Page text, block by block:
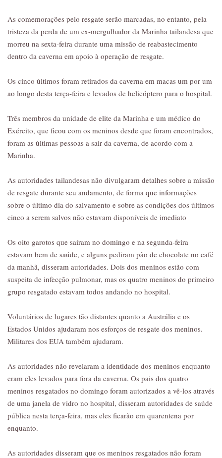
As comemorações pelo resgate serão marcadas, no entanto, pela
tristeza da perda de um ex-mergulhador da Marinha tailandesa que
morreu na sexta-feira durante uma missão de reabastecimento
dentro da caverna em apoio à operação de resgate.
Os cinco últimos foram retirados da caverna em macas um por um
ao longo desta terça-feira e levados de helicóptero para o hospital.
Três membros da unidade de elite da Marinha e um médico do
Exército, que ficou com os meninos desde que foram encontrados,
foram as últimas pessoas a sair da caverna, de acordo com a
Marinha.
As autoridades tailandesas não divulgaram detalhes sobre a missão
de resgate durante seu andamento, de forma que informações
sobre o último dia do salvamento e sobre as condições dos últimos
cinco a serem salvos não estavam disponíveis de imediato
Os oito garotos que saíram no domingo e na segunda-feira
estavam bem de saúde, e alguns pediram pão de chocolate no café
da manhã, disseram autoridades. Dois dos meninos estão com
suspeita de infecção pulmonar, mas os quatro meninos do primeiro
grupo resgatado estavam todos andando no hospital.
Voluntários de lugares tão distantes quanto a Austrália e os
Estados Unidos ajudaram nos esforços de resgate dos meninos.
Militares dos EUA também ajudaram.
As autoridades não revelaram a identidade dos meninos enquanto
eram eles levados para fora da caverna. Os pais dos quatro
meninos resgatados no domingo foram autorizados a vê-los através
de uma janela de vidro no hospital, disseram autoridades de saúde
pública nesta terça-feira, mas eles ficarão em quarentena por
enquanto.
As autoridades disseram que os meninos resgatados não foram